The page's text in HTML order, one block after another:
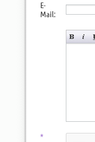
E-
Mail:
*